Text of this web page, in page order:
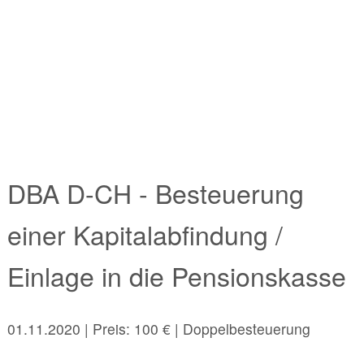
DBA D-CH - Besteuerung
einer Kapitalabfindung /
Einlage in die Pensionskasse
01.11.2020 | Preis: 100 € | Doppelbesteuerung